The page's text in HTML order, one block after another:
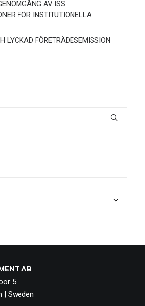
AV ISS
FÖR INSTITUTIONELLA
LYCKAD FÖRETRÄDESEMISSION
AB
5
| Sweden